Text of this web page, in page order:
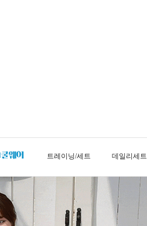
트레이닝/세트 데일리세트